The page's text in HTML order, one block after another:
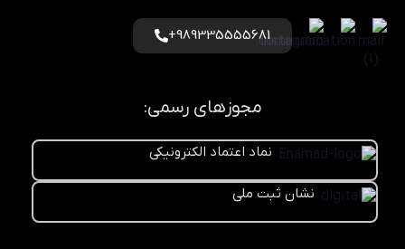
989335555681+
مجوزهای رسمی:
نماد اعتماد الکترونیکی
نشان ثبت ملی